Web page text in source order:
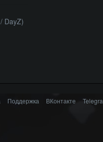
DayZ)
Поддержка ВКонтакте